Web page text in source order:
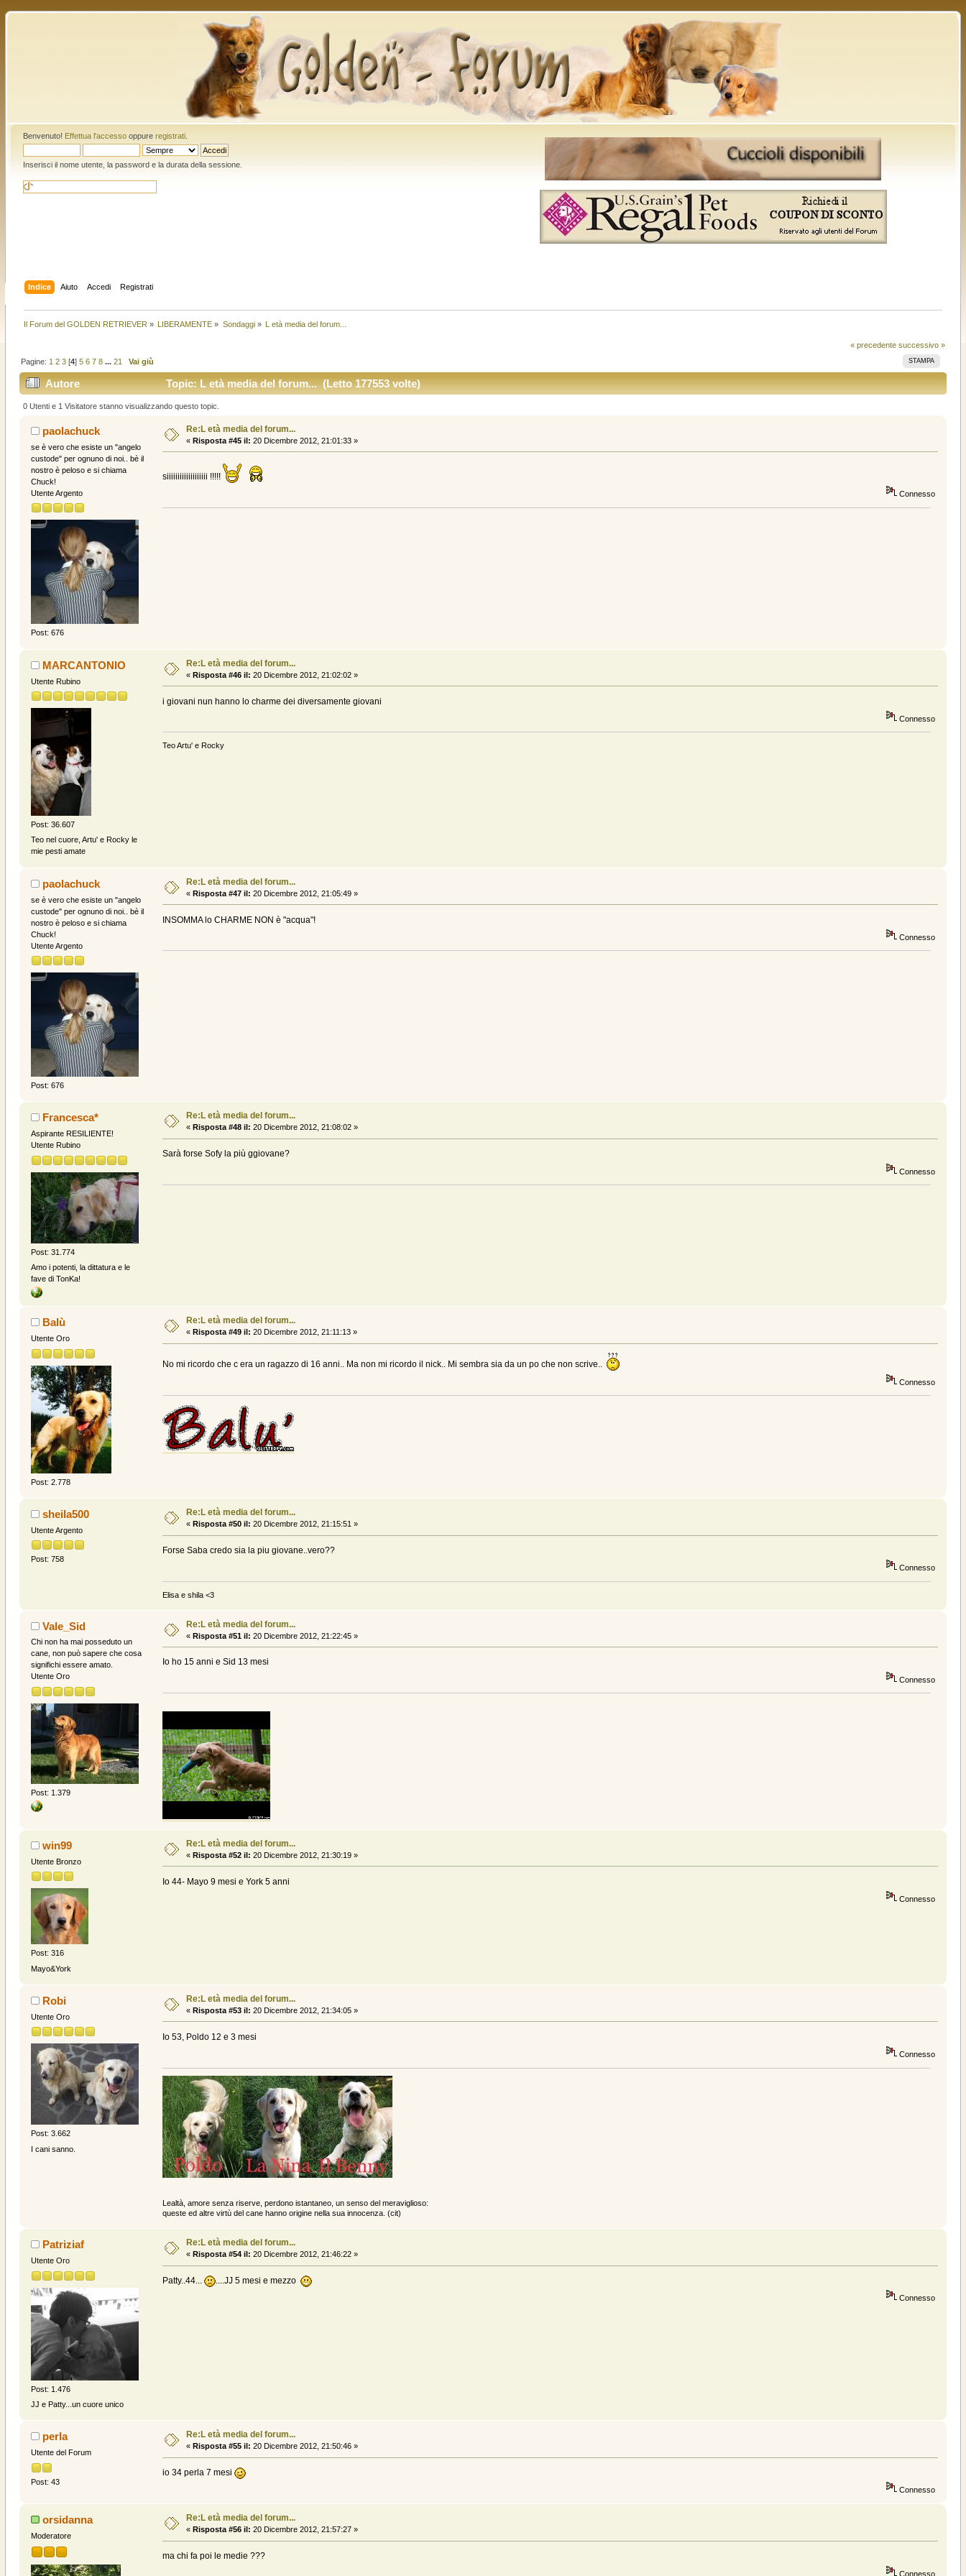
Benvenuto! Effettua l'accessooppure registrati.
Inserisci il nome utente, la password e la durata della sessione.
Indice Aiuto Accedi Registrati
Il Forum del GOLDEN RETRIEVER » LIBERAMENTE » Sondaggi» L età media del forum...
« precedente successivo »
STAMPA
Pagine: 1 2 3[4] 5 6 7 8 ... 21 Vai giù
Autore Topic: L età media del forum... (Letto 177553 volte)
0 Utenti e 1 Visitatore stanno visualizzando questo topic.
paolachuck
se è vero che esiste un "angelo
custode" per ognuno di noi.. bè il
nostro è peloso e si chiama
Chuck!
Utente Argento
Post: 676
Re:L età media del forum...
« Risposta #45 il: 20 Dicembre 2012, 21:01:33 »
siiiiiiiiiiiiiiiiiii !!!!!
Connesso
MARCANTONIO
Utente Rubino
Post: 36.607
Teo nel cuore, Artu' e Rocky le
mie pesti amate
Re:L età media del forum...
« Risposta #46 il: 20 Dicembre 2012, 21:02:02 »
i giovani nun hanno lo charme dei diversamente giovani
Connesso
Teo Artu' e Rocky
paolachuck
se è vero che esiste un "angelo
custode" per ognuno di noi.. bè il
nostro è peloso e si chiama
Chuck!
Utente Argento
Post: 676
Re:L età media del forum...
« Risposta #47 il: 20 Dicembre 2012, 21:05:49 »
INSOMMA lo CHARME NON è "acqua"!
Connesso
Francesca*
Aspirante RESILIENTE!
Utente Rubino
Post: 31.774
Amo i potenti, la dittatura e le
fave di TonKa!
Re:L età media del forum...
« Risposta #48 il: 20 Dicembre 2012, 21:08:02 »
Sarà forse Sofy la più ggiovane?
Connesso
Balù
Utente Oro
Post: 2.778
Re:L età media del forum...
« Risposta #49 il: 20 Dicembre 2012, 21:11:13 »
No mi ricordo che c era un ragazzo di 16 anni.. Ma non mi ricordo il nick.. Mi sembra sia da un po che non scrive..
Connesso
sheila500
Utente Argento
Post: 758
Re:L età media del forum...
« Risposta #50 il: 20 Dicembre 2012, 21:15:51 »
Forse Saba credo sia la piu giovane..vero??
Connesso
Elisa e shila <3
Vale_Sid
Chi non ha mai posseduto un
cane, non può sapere che cosa
significhi essere amato.
Utente Oro
Post: 1.379
Re:L età media del forum...
« Risposta #51 il: 20 Dicembre 2012, 21:22:45 »
Io ho 15 anni e Sid 13 mesi
Connesso
win99
Utente Bronzo
Post: 316
Mayo&York
Re:L età media del forum...
« Risposta #52 il: 20 Dicembre 2012, 21:30:19 »
Io 44- Mayo 9 mesi e York 5 anni
Connesso
Robi
Utente Oro
Post: 3.662
I cani sanno.
Re:L età media del forum...
« Risposta #53 il: 20 Dicembre 2012, 21:34:05 »
Io 53, Poldo 12 e 3 mesi
Connesso
Lealtà, amore senza riserve, perdono istantaneo, un senso del meraviglioso:
queste ed altre virtù del cane hanno origine nella sua innocenza. (cit)
Patriziaf
Utente Oro
Post: 1.476
JJ e Patty...un cuore unico
Re:L età media del forum...
« Risposta #54 il: 20 Dicembre 2012, 21:46:22 »
Patty..44... ....JJ 5 mesi e mezzo
Connesso
perla
Utente del Forum
Post: 43
Re:L età media del forum...
« Risposta #55 il: 20 Dicembre 2012, 21:50:46 »
io 34 perla 7 mesi
Connesso
orsidanna
Moderatore
Re:L età media del forum...
« Risposta #56 il: 20 Dicembre 2012, 21:57:27 »
ma chi fa poi le medie ???
Connesso